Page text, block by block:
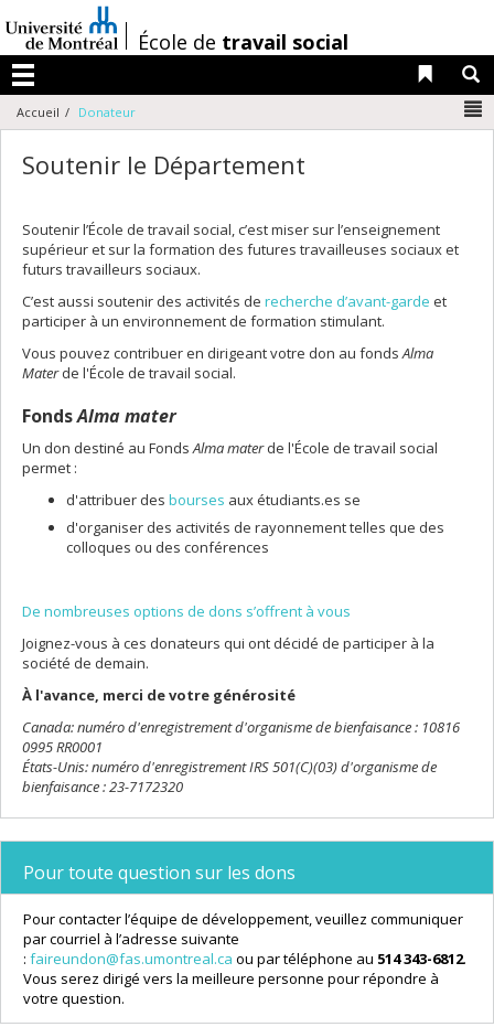
au
contenu
/École de travail social
Menu
Liens
Accueil Donateur
Soutenir le Département
Soutenir l’École de travail social, c’est miser sur l’enseignement
supérieur et sur la formation des futures travailleuses sociaux et
futurs travailleurs sociaux.
C’est aussi soutenir des activités de recherche d’avant-garde et
participer à un environnement de formation stimulant.
Vous pouvez contribuer en dirigeant votre don au fondsAlma
Materde l'École de travail social.
FondsAlma mater
Un don destiné au FondsAlma materde l'École de travail social
permet :
d'attribuer des bourses aux étudiants.es se
d'organiser des activités de rayonnement telles que des
colloques ou des conférences
De nombreuses options de dons s’offrent à vous
Joignez-vous à ces donateurs qui ont décidé de participer à la
société de demain.
À l'avance, merci de votre générosité
Canada: numéro d'enregistrement d'organisme de bienfaisance : 10816
0995 RR0001
États-Unis: numéro d'enregistrement IRS 501(C)(03) d'organisme de
bienfaisance : 23-7172320
Pour toute question sur les dons
Pour contacter l’équipe de développement, veuillez communiquer
par courriel à l’adresse suivante
: faireundon@fas.umontreal.ca ou par téléphone au 514 343-6812.
Vous serez dirigé vers la meilleure personne pour répondre à
votre question.